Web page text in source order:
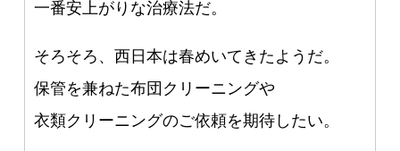
一番安上がりな治療法だ。
そろそろ、西日本は春めいてきたようだ。
保管を兼ねた布団クリーニングや
衣類クリーニングのご依頼を期待したい。